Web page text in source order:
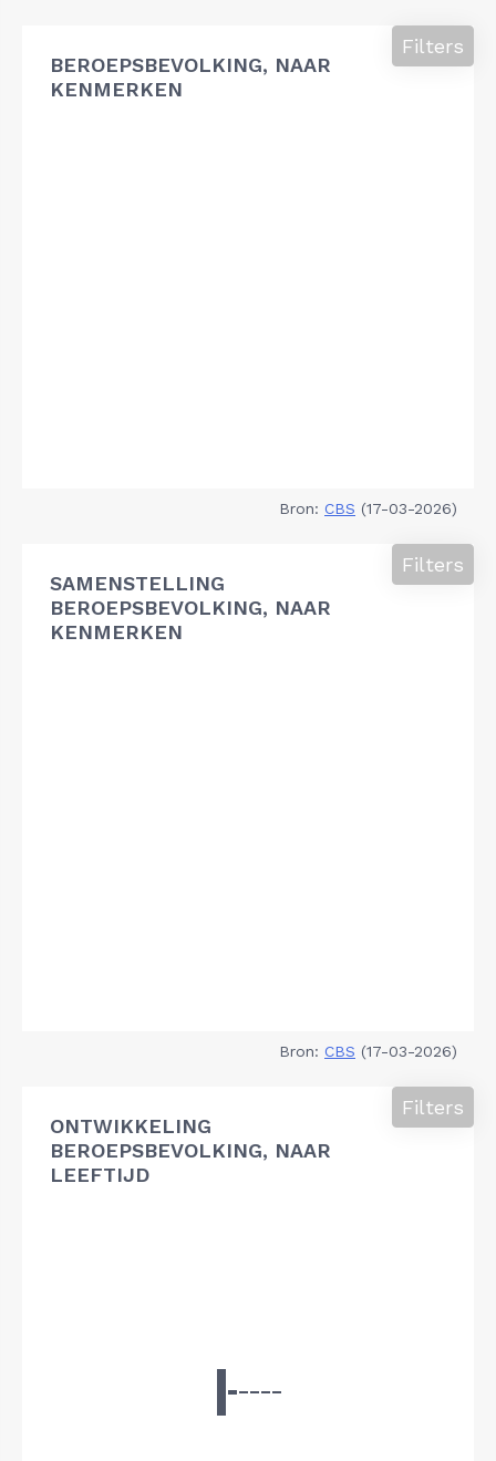
BEROEPSBEVOLKING, NAAR
KENMERKEN
Filters
Bron: CBS (17-03-2026)
SAMENSTELLING
BEROEPSBEVOLKING, NAAR
KENMERKEN
Filters
Bron: CBS (17-03-2026)
ONTWIKKELING
BEROEPSBEVOLKING, NAAR
LEEFTIJD
Filters